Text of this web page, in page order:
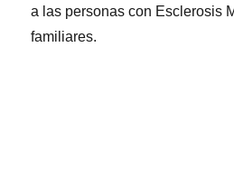
a las personas con Esclerosis
familiares.